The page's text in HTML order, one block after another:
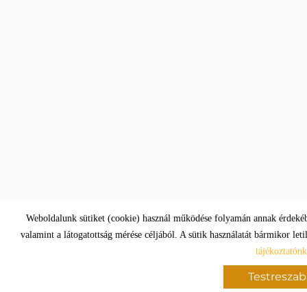
Weboldalunk sütiket (cookie) használ működése folyamán annak
valamint a látogatottság mérése céljából. A sütik használatát bármikor
tájékoztatónk